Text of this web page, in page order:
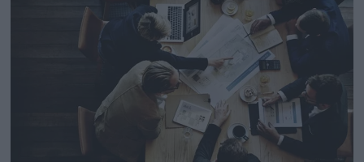
ΟΙΚΟΝΟΜΙΑ - ΕΠΙΧΕΙΡΗΣΕΙΣ
MY PROPERTY
ΚΑΡΑΜΠΟΛΕΣ